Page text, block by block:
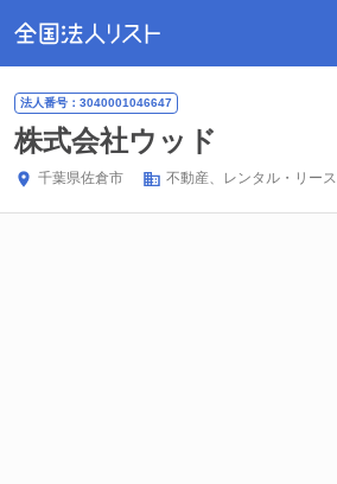
法人番号：3040001046647
株式会社ウッド
千葉県佐倉市 不動産、レンタル・リース